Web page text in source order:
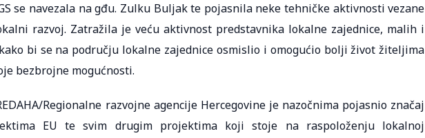
se navezala na gđu. Zulku Buljak te pojasnila neke tehničke aktivnosti vezane
razvoj. Zatražila je veću aktivnost predstavnika lokalne zajednice, malih i
bi se na području lokalne zajednice osmislio i omogućio bolji život žiteljima
bezbrojne mogućnosti.
Regionalne razvojne agencije Hercegovine je nazočnima pojasnio značaj
EU te svim drugim projektima koji stoje na raspoloženju lokalnoj